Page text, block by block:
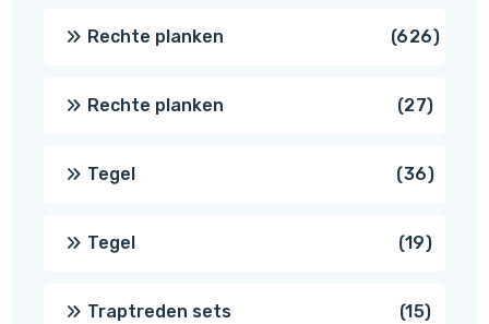
Rechte planken 626626
Rechte planken 2727
Tegel 3636
Tegel 1919
Traptreden sets 1515